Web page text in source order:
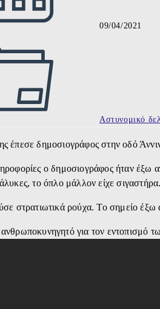
09/04/2021
Αστυνομικό
έπεσε δημοσιογράφος στην οδό
ο δημοσιογράφος ήταν έξω
το όπλο μάλλον είχε
στρατιωτικά ρούχα. Το σημείο έξω
για τον εντοπισμό